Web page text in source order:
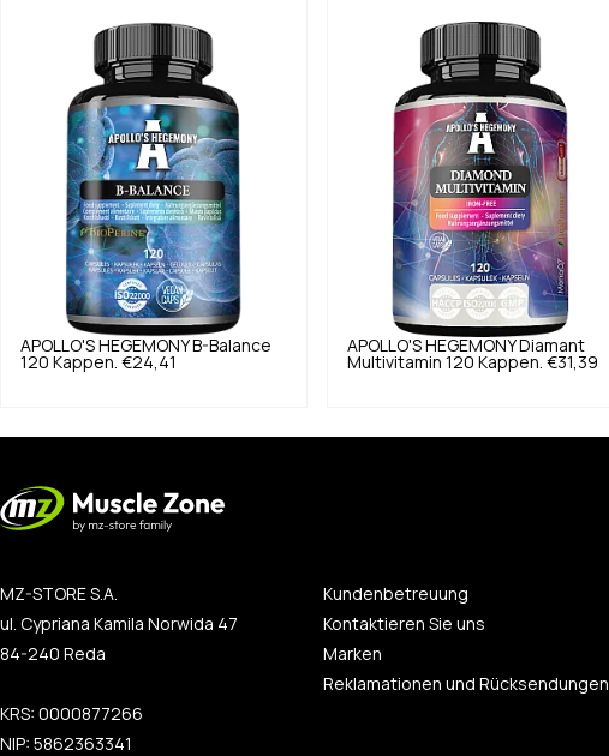
APOLLO'S HEGEMONY B-Balance
120 Kappen. €24,41
APOLLO'S HEGEMONY Diamant
Multivitamin 120 Kappen. €31,39
MZ-STORE S.A.
ul. Cypriana Kamila Norwida 47
84-240 Reda
KRS: 0000877266
NIP: 5862363341
Kundenbetreuung
Kontaktieren Sie uns
Marken
Reklamationen und Rücksendungen